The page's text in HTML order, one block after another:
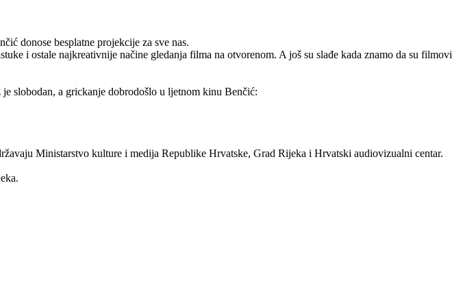
donose besplatne projekcije za sve nas.
i ostale najkreativnije načine gledanja filma na otvorenom. A još su slađe kada znamo da su filmovi
slobodan, a grickanje dobrodošlo u ljetnom kinu Benčić:
Ministarstvo kulture i medija Republike Hrvatske, Grad Rijeka i Hrvatski audiovizualni centar.